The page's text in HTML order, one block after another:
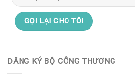
ĐĂNG KÝ BỘ CÔNG THƯƠNG